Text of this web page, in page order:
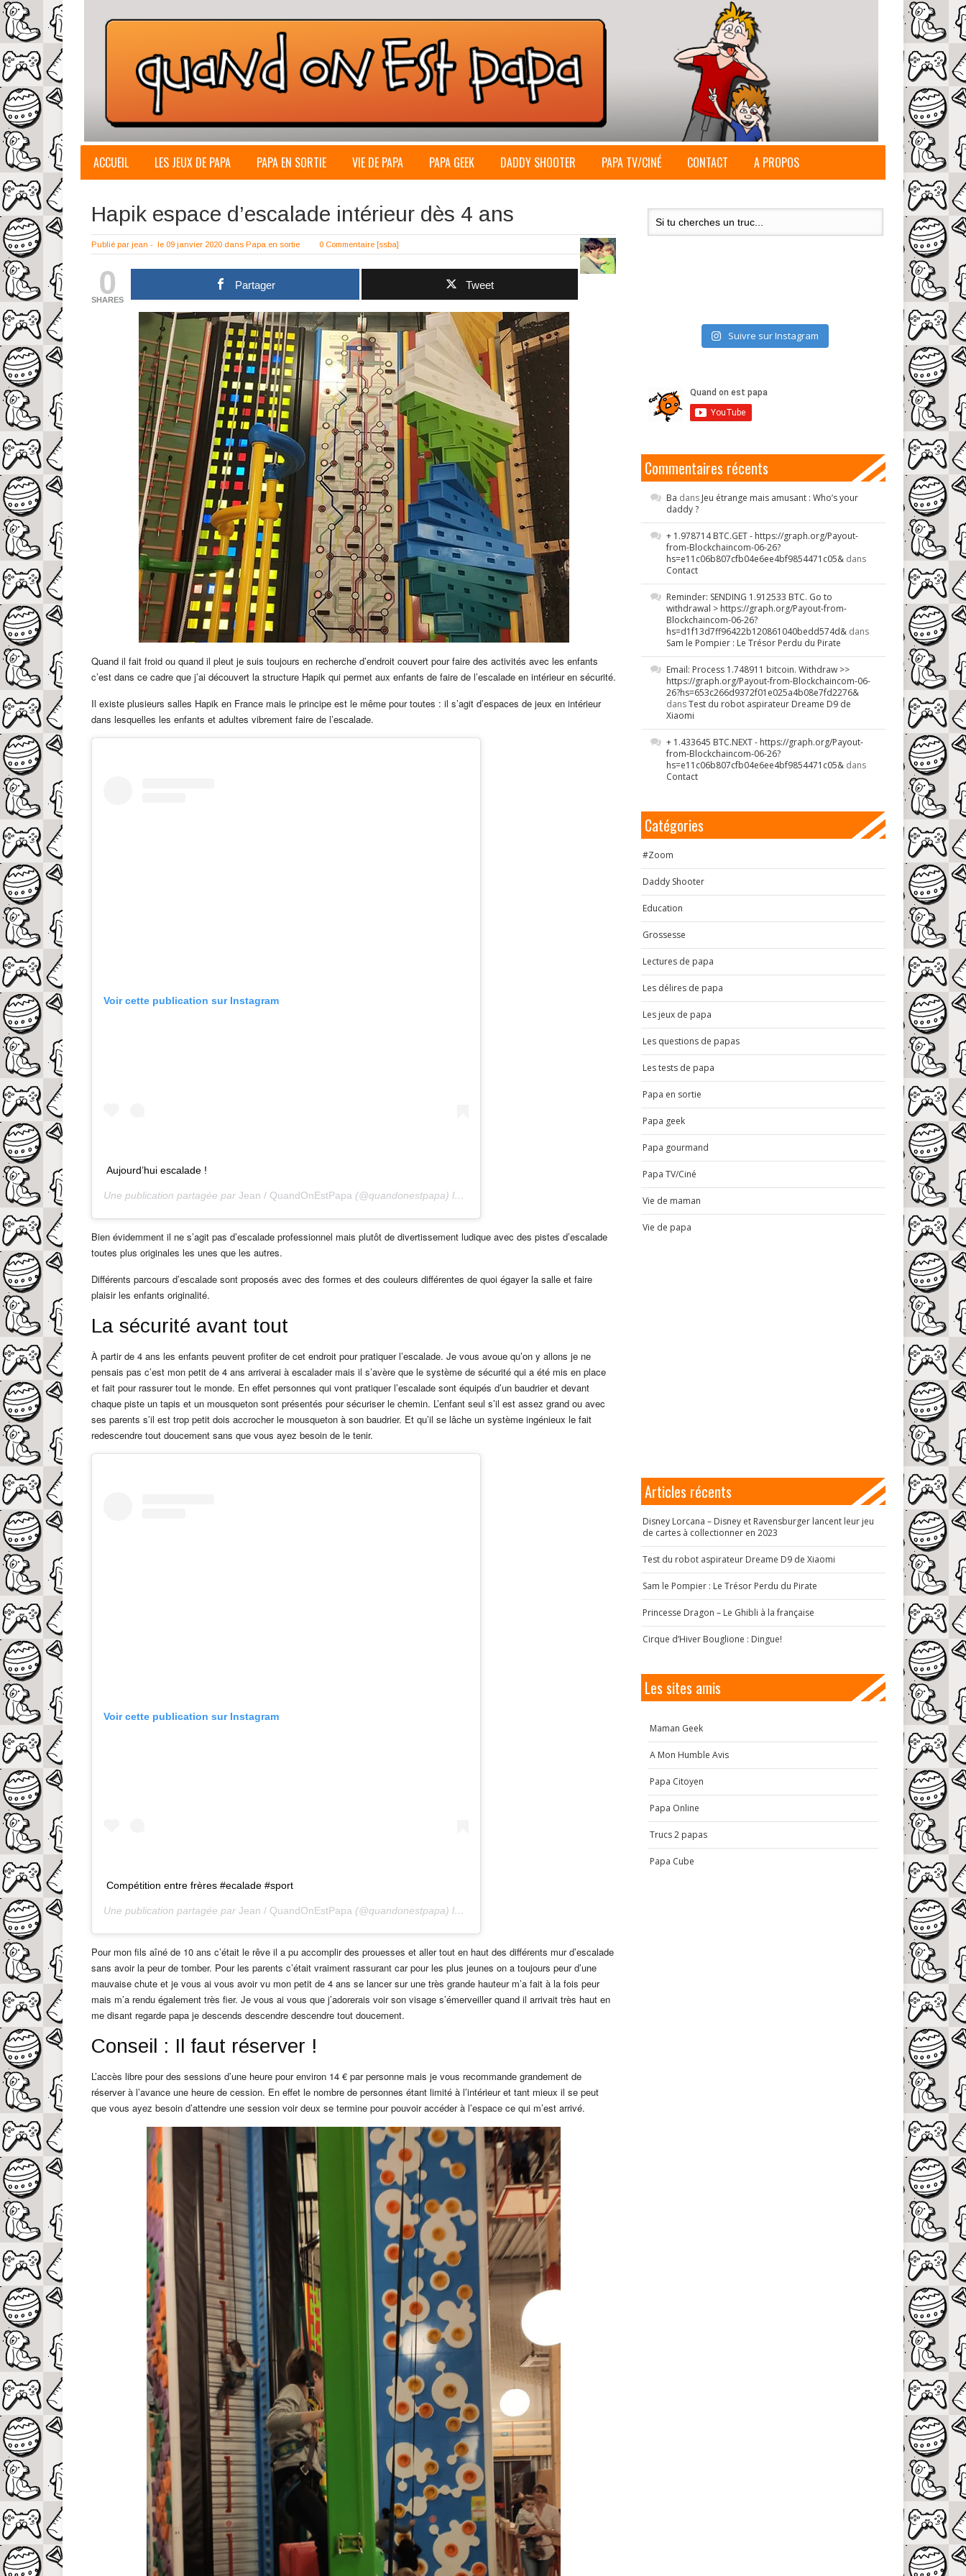
ACCUEIL LES JEUX DE PAPA PAPA EN SORTIE VIE DE PAPA PAPA GEEK DADDY SHOOTER PAPA TV/CINÉ CONTACT A PROPOS
Hapik espace d’escalade intérieur dès 4 ans
Publié par jean - le 09 janvier 2020 dans Papa en sortie 0 Commentaire [ssba]
0
SHARES
Partager Tweet
Quand il fait froid ou quand il pleut je suis toujours en recherche d’endroit couvert pour faire des activités avec les enfants
c’est dans ce cadre que j’ai découvert la structure Hapik qui permet aux enfants de faire de l’escalade en intérieur en sécurité.
Il existe plusieurs salles Hapik en France mais le principe est le même pour toutes : il s’agit d’espaces de jeux en intérieur
dans lesquelles les enfants et adultes vibrement faire de l’escalade.
Voir cette publication sur Instagram
Aujourd’hui escalade !
Une publication partagée par Jean / QuandOnEstPapa (@quandonestpapa) le
Bien évidemment il ne s’agit pas d’escalade professionnel mais plutôt de divertissement ludique avec des pistes d’escalade
toutes plus originales les unes que les autres.
Différents parcours d’escalade sont proposés avec des formes et des couleurs différentes de quoi égayer la salle et faire
plaisir les enfants originalité.
La sécurité avant tout
À partir de 4 ans les enfants peuvent profiter de cet endroit pour pratiquer l’escalade. Je vous avoue qu’on y allons je ne
pensais pas c’est mon petit de 4 ans arriverai à escalader mais il s’avère que le système de sécurité qui a été mis en place
et fait pour rassurer tout le monde. En effet personnes qui vont pratiquer l’escalade sont équipés d’un baudrier et devant
chaque piste un tapis et un mousqueton sont présentés pour sécuriser le chemin. L’enfant seul s’il est assez grand ou avec
ses parents s’il est trop petit dois accrocher le mousqueton à son baudrier. Et qu’il se lâche un système ingénieux le fait
redescendre tout doucement sans que vous ayez besoin de le tenir.
Voir cette publication sur Instagram
Compétition entre frères #ecalade #sport
Une publication partagée par Jean / QuandOnEstPapa (@quandonestpapa) le
Pour mon fils aîné de 10 ans c’était le rêve il a pu accomplir des prouesses et aller tout en haut des différents mur d’escalade
sans avoir la peur de tomber. Pour les parents c’était vraiment rassurant car pour les plus jeunes on a toujours peur d’une
mauvaise chute et je vous ai vous avoir vu mon petit de 4 ans se lancer sur une très grande hauteur m’a fait à la fois peur
mais m’a rendu également très fier. Je vous ai vous que j’adorerais voir son visage s’émerveiller quand il arrivait très haut en
me disant regarde papa je descends descendre descendre tout doucement.
Conseil : Il faut réserver !
L’accès libre pour des sessions d’une heure pour environ 14 € par personne mais je vous recommande grandement de
réserver à l’avance une heure de cession. En effet le nombre de personnes étant limité à l’intérieur et tant mieux il se peut
que vous ayez besoin d’attendre une session voir deux se termine pour pouvoir accéder à l’espace ce qui m’est arrivé.
Suivre sur Instagram
Commentaires récents
Ba dans Jeu étrange mais amusant : Who’s your
daddy ?
+ 1.978714 BTC.GET - https://graph.org/Payout-
from-Blockchaincom-06-26?
hs=e11c06b807cfb04e6ee4bf9854471c05& dans
Contact
Reminder: SENDING 1.912533 BTC. Go to
withdrawal > https://graph.org/Payout-from-
Blockchaincom-06-26?
hs=d1f13d7ff96422b120861040bedd574d& dans
Sam le Pompier : Le Trésor Perdu du Pirate
Email: Process 1.748911 bitcoin. Withdraw >>
https://graph.org/Payout-from-Blockchaincom-06-
26?hs=653c266d9372f01e025a4b08e7fd2276&
dansTest du robot aspirateur Dreame D9 de
Xiaomi
+ 1.433645 BTC.NEXT - https://graph.org/Payout-
from-Blockchaincom-06-26?
hs=e11c06b807cfb04e6ee4bf9854471c05& dans
Contact
Catégories
#Zoom
Daddy Shooter
Education
Grossesse
Lectures de papa
Les délires de papa
Les jeux de papa
Les questions de papas
Les tests de papa
Papa en sortie
Papa geek
Papa gourmand
Papa TV/Ciné
Vie de maman
Vie de papa
Articles récents
Disney Lorcana – Disney et Ravensburger lancent leur jeu
de cartes à collectionner en 2023
Test du robot aspirateur Dreame D9 de Xiaomi
Sam le Pompier : Le Trésor Perdu du Pirate
Princesse Dragon – Le Ghibli à la française
Cirque d’Hiver Bouglione : Dingue!
Les sites amis
Maman Geek
A Mon Humble Avis
Papa Citoyen
Papa Online
Trucs 2 papas
Papa Cube